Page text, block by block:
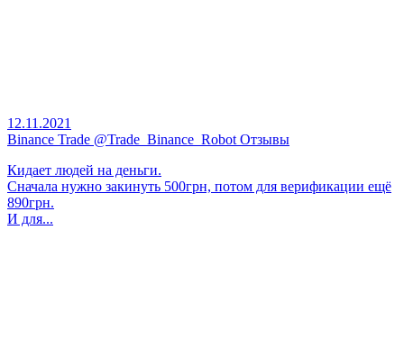
12.11.2021
Binance Trade @Trade_Binance_Robot Отзывы
Кидает людей на деньги.
Сначала нужно закинуть 500грн, потом для верификации ещё
890грн.
И для...